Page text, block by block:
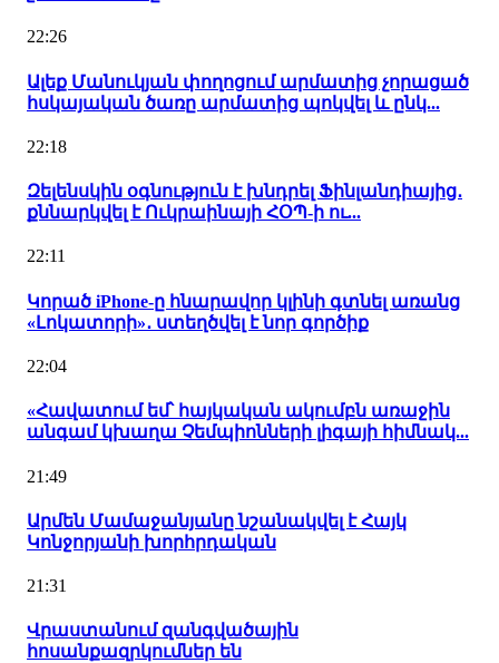
22:26
Ալեք Մանուկյան փողոցում արմատից չորացած
հսկայական ծառը արմատից պոկվել և ընկ...
22:18
Զելենսկին օգնություն է խնդրել Ֆինլանդիայից․
քննարկվել է Ուկրաինայի ՀՕՊ-ի ու...
22:11
Կորած iPhone-ը հնարավոր կլինի գտնել առանց
«Լոկատորի»․ ստեղծվել է նոր գործիք
22:04
«Հավատում եմ՝ հայկական ակումբն առաջին
անգամ կխաղա Չեմպիոնների լիգայի հիմնակ...
21:49
Արմեն Մամաջանյանը նշանակվել է Հայկ
Կոնջորյանի խորհրդական
21:31
Վրաստանում զանգվածային
հոսանքազրկումներ են